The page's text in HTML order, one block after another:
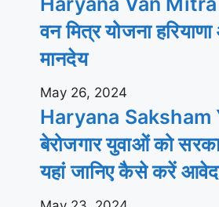
वन मित्र योजना
मानदेय
May 26, 2024
Haryana
बेरोजगार युवाओं को
यहां जानिए कैसे करें